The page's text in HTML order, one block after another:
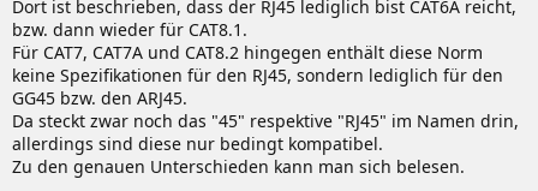
Dort ist beschrieben, dass der RJ45 lediglich bist CAT6A reicht,
bzw. dann wieder für CAT8.1.
Für CAT7, CAT7A und CAT8.2 hingegen enthält diese Norm
keine Spezifikationen für den RJ45, sondern lediglich für den
GG45 bzw. den ARJ45.
Da steckt zwar noch das "45" respektive "RJ45" im Namen drin,
allerdings sind diese nur bedingt kompatibel.
Zu den genauen Unterschieden kann man sich belesen.